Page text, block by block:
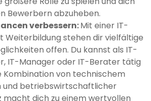
Bewerbern abzuheben.
verbessern:Mit einer IT-
Weiterbildung stehen dir vielfältige
offen. Du kannst als IT-
IT-Manager oder IT-Berater tätig
Kombination von technischem
und betriebswirtschaftlicher
macht dich zu einem wertvollen